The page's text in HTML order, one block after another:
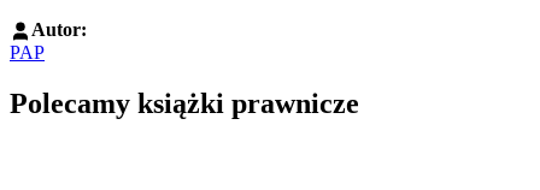
Autor:
PAP
Polecamy książki prawnicze